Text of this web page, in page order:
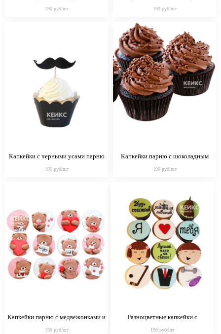
190 руб/шт 190 руб/шт
Капкейки с черными усами парню
190 руб/шт
Капкейки парню с шоколадным
190 руб/шт
Капкейки парню с медвежонками и
190 руб/шт
Разноцветные капкейки с
190 руб/шт